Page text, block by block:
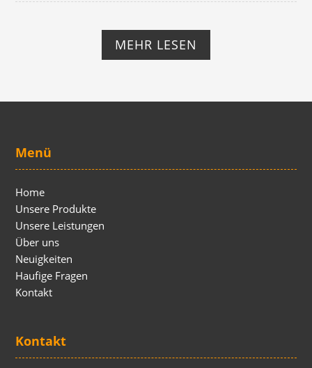
MEHR LESEN
Menü
Home
Unsere Produkte
Unsere Leistungen
Über uns
Neuigkeiten
Haufige Fragen
Kontakt
Kontakt